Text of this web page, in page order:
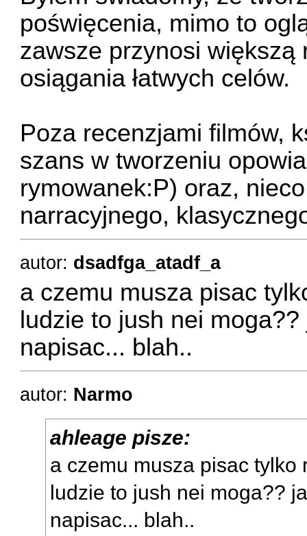
poświęcenia, mimo to
zawsze przynosi większą
osiągania łatwych celów.
Poza recenzjami filmów,
szans w tworzeniu
rymowanek:P) oraz,
narracyjnego,
autor: dsadfga_atadf_a
a czemu musza pisac
ludzie to jush nei
napisac... blah..
autor: Narmo
ahleage pisze:
a czemu musza pisac tylko
ludzie to jush nei moga??
napisac... blah..